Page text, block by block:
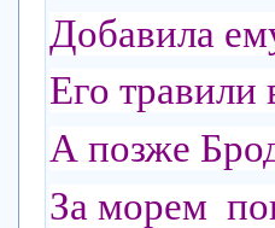
Добавила
Его травили
А позже
За морем